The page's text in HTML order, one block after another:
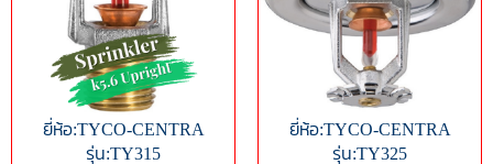
ยี่ห้อ:TYCO-CENTRA
รุ่น:TY315
ยี่ห้อ:TYCO-CENTRA
รุ่น:TY325